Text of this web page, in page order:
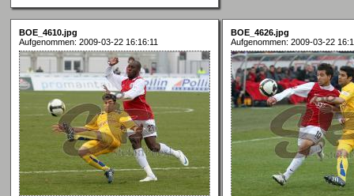
BOE_4610.jpg
Aufgenommen: 2009-03-22 16:16:11
BOE_4626.jpg
Aufgenommen: 2009-03-22